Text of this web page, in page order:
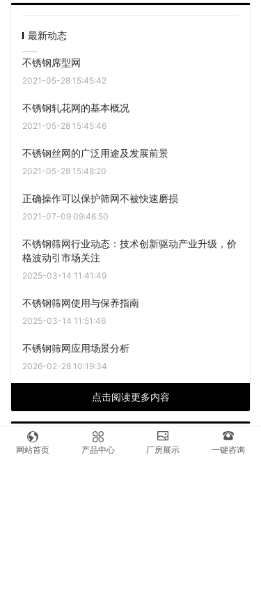
最新动态
不锈钢席型网
2021-05-28 15:45:42
不锈钢轧花网的基本概况
2021-05-28 15:45:46
不锈钢丝网的广泛用途及发展前景
2021-05-28 15:48:20
正确操作可以保护筛网不被快速磨损
2021-07-09 09:46:50
不锈钢筛网行业动态：技术创新驱动产业升级，价
格波动引市场关注
2025-03-14 11:41:49
不锈钢筛网使用与保养指南
2025-03-14 11:51:46
不锈钢筛网应用场景分析
2026-02-28 10:19:34
点击阅读更多内容
下一篇
网站首页 产品中心 厂房展示 一键咨询